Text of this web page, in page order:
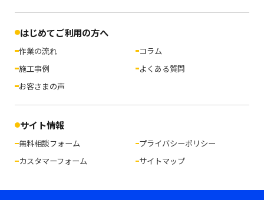
はじめてご利用の方へ
作業の流れ
施工事例
お客さまの声
コラム
よくある質問
サイト情報
無料相談フォーム
カスタマーフォーム
プライバシーポリシー
サイトマップ